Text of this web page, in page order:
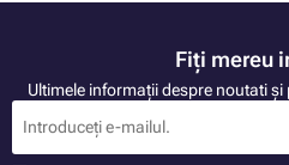
Fiți mereu
Ultimele informații despre noutati